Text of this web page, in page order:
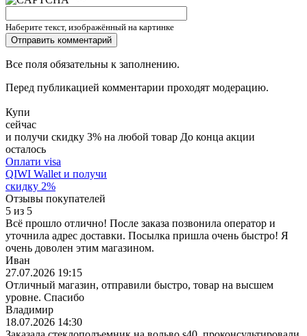
Наберите текст, изображённый на картинке
Все поля обязательны к заполнению.
Перед публикацией комментарии проходят модерацию.
Купи
сейчас
и получи скидку 3% на любой товар До конца акции
осталось
Оплати visa
QIWI Wallet и получи
скидку 2%
Отзывы покупателей
5 из 5
Всё прошло отлично! После заказа позвонила оператор и
уточнила адрес доставки. Посылка пришла очень быстро! Я
очень доволен этим магазином.
Иван
27.07.2026 19:15
Отличный магазин, отправили быстро, товар на высшем
уровне. Спасибо
Владимир
18.07.2026 14:30